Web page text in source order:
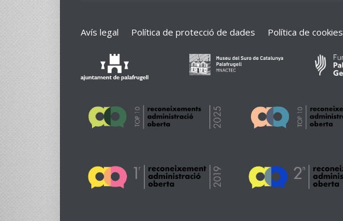
Avís legal Política de protecció de dades Política de cookies